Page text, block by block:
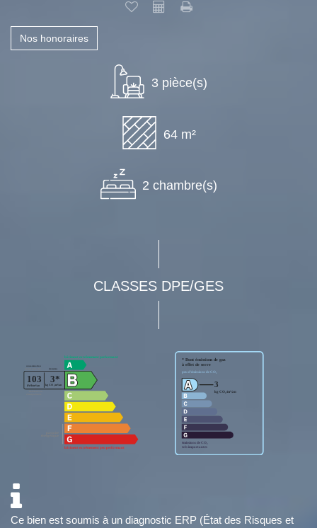
Nos honoraires
3 pièce(s)
64 m²
2 chambre(s)
CLASSES DPE/GES
Ce bien est soumis à un diagnostic ERP (État des Risques et